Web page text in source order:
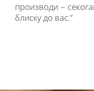
производи –
блиску до вас.“